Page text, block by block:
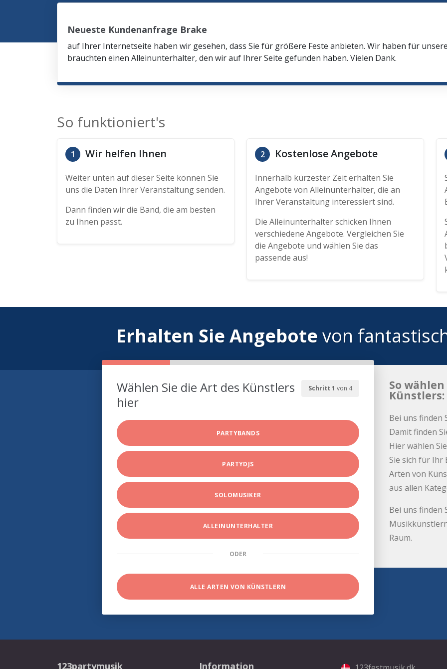
Neueste Kundenanfrage Brake
auf Ihrer Internetseite haben wir gesehen, dass Sie für größere Feste anbieten. Wir haben für
brauchten einen Alleinunterhalter, den wir auf Ihrer Seite gefunden haben. Vielen Dank.
So funktioniert's
1 Wir helfen Ihnen
Weiter unten auf dieser Seite können Sie
uns die Daten Ihrer Veranstaltung senden.
Dann finden wir die Band, die am besten
zu Ihnen passt.
2 Kostenlose Angebote
Innerhalb kürzester Zeit erhalten Sie
Angebote von Alleinunterhalter, die an
Ihrer Veranstaltung interessiert sind.
Die Alleinunterhalter schicken Ihnen
verschiedene Angebote. Vergleichen Sie
die Angebote und wählen Sie das
passende aus!
Erhalten Sie Angebote von
Schritt 1 von 4
Wählen Sie die Art des Künstlers
hier
PARTYBANDS
PARTYDJS
SOLOMUSIKER
ALLEINUNTERHALTER
ODER
ALLE ARTEN VON KÜNSTLERN
So
Künstlers:
Bei uns finden
Damit finden
Hier wählen
Sie sich für Ihr
Arten von
aus allen
Bei uns finden
Raum.
123partymusik Information